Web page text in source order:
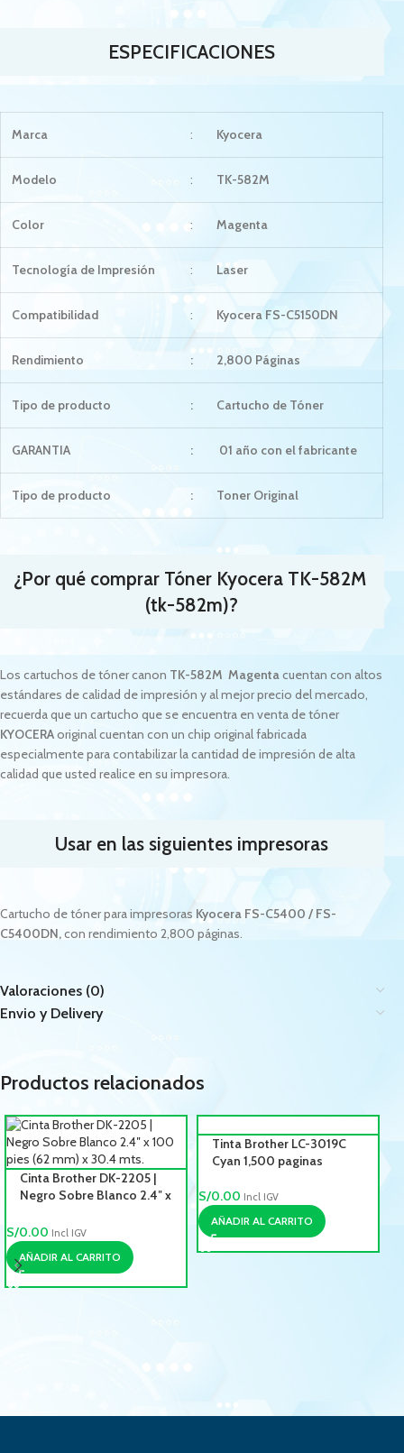
ESPECIFICACIONES
Marca : Kyocera
Modelo : TK-582M
Color : Magenta
Tecnología de Impresión : Laser
Compatibilidad : Kyocera FS-C5150DN
Rendimiento : 2,800 Páginas
Tipo de producto : Cartucho de Tóner
GARANTIA : 01 año con el fabricante
Tipo de producto : Toner Original
¿Por qué comprar Tóner Kyocera TK-582M
(tk-582m)?
Los cartuchos de tóner canon TK-582M Magentacuentan con altos
estándares de calidad de impresión y al mejor precio del mercado,
recuerda que un cartucho que se encuentra en venta de tóner
KYOCERAoriginal cuentan con un chip original fabricada
especialmente para contabilizar la cantidad de impresión de alta
calidad que usted realice en su impresora.
Usar en las siguientes impresoras
Cartucho de tóner para impresoras Kyocera FS-C5400 / FS-
C5400DN,con rendimiento 2,800 páginas.
Valoraciones (0)
Envio y Delivery
Productos relacionados
Cinta Brother DK-2205 |
Negro Sobre Blanco 2.4″ x
mts.
S/0.00 Incl IGV
AÑADIR AL CARRITO
Tinta Brother LC-3019C
Cyan 1,500 paginas
S/0.00 Incl IGV
AÑADIR AL CARRITO